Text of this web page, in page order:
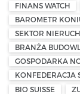
FINANS WATCH
BAROMETR
SEKTOR
BRANŻA
GOSPODARKA
KONFEDERACJA
BIO SUISSE